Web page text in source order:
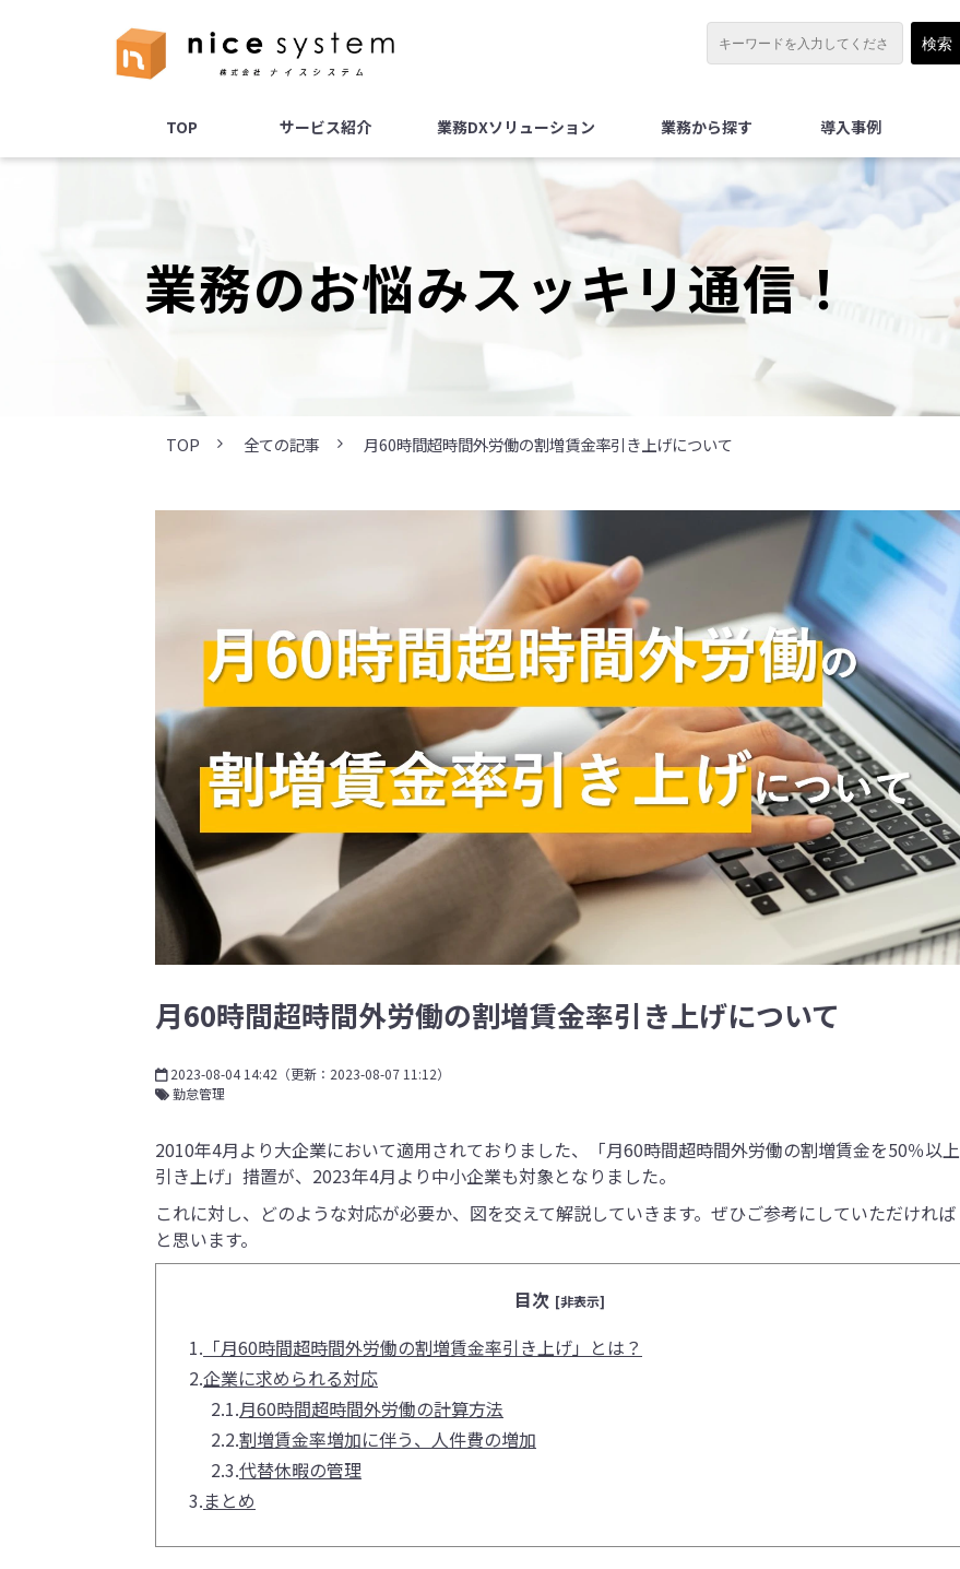
TOP サービス紹介 業務DXソリューション 業務から探す 導入事例
業務のお悩みスッキリ通信！
TOP 全ての記事 月60時間超時間外労働の割増賃金率引き上げについて
月60時間超時間外労働の割増賃金率引き上げについて
2023-08-04 14:42 （更新： 2023-08-07 11:12）
勤怠管理
2010年4月より大企業において適用されておりました、「月60時間超時間外労働の割増賃金を50％以上
引き上げ」措置が、2023年4月より中小企業も対象となりました。
これに対し、どのような対応が必要か、図を交えて解説していきます。ぜひご参考にしていただければ
と思います。
目次 [非表示]
1. 「月60時間超時間外労働の割増賃金率引き上げ」とは？
2.企業に求められる対応
2.1.月60時間超時間外労働の計算方法
2.2.割増賃金率増加に伴う、人件費の増加
2.3.代替休暇の管理
3.まとめ